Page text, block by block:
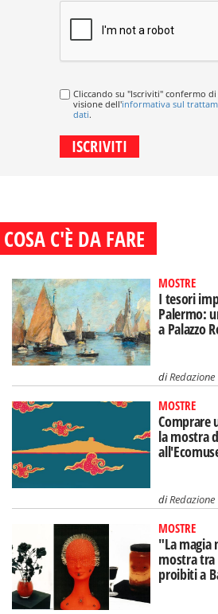
Cliccando su "Iscriviti" confermo
visione dell'informativa sul
dati.
COSA C'È DA FARE
MOSTRE
I tesori
Palermo:
a Palazzo
diRedazione
MOSTRE
Comprare
la mostra
diRedazione
MOSTRE
"La magia
mostra
proibiti a